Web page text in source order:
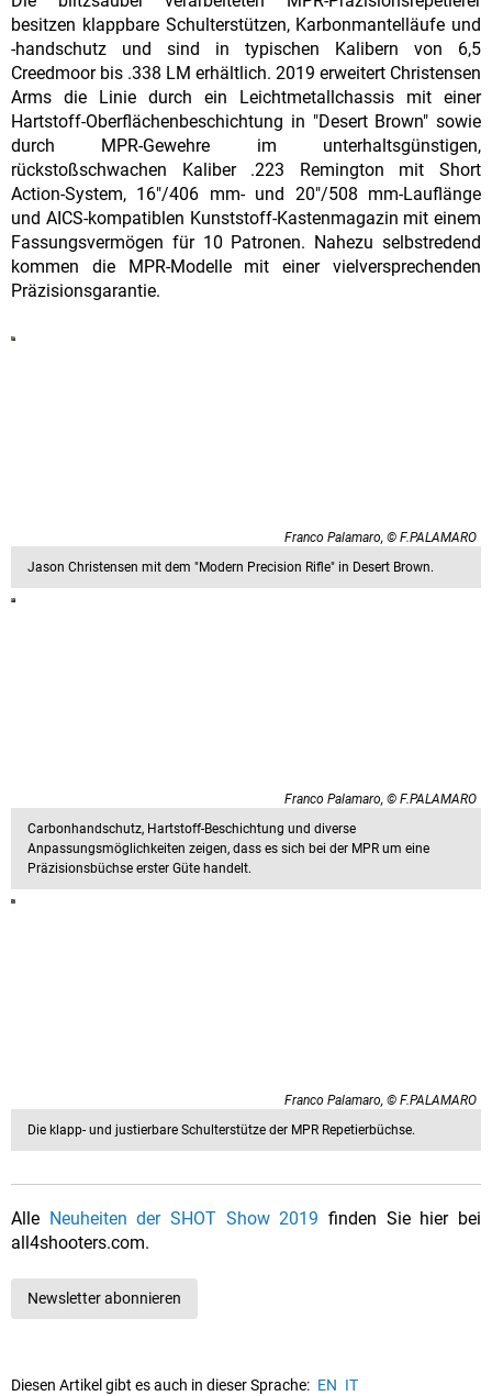
besitzen klappbare Schulterstützen, Karbonmantelläufe und
-handschutz und sind in typischen Kalibern von 6,5
Creedmoor bis .338 LM erhältlich. 2019 erweitert Christensen
Arms die Linie durch ein Leichtmetallchassis mit einer
Hartstoff-Oberflächenbeschichtung in "Desert Brown" sowie
durch MPR-Gewehre im unterhaltsgünstigen,
rückstoßschwachen Kaliber .223 Remington mit Short
Action-System, 16"/406 mm- und 20"/508 mm-Lauflänge
und AICS-kompatiblen Kunststoff-Kastenmagazin mit einem
Fassungsvermögen für 10 Patronen. Nahezu selbstredend
kommen die MPR-Modelle mit einer vielversprechenden
Präzisionsgarantie.
Franco Palamaro, © F.PALAMARO
Jason Christensen mit dem "Modern Precision Rifle" in Desert Brown.
Franco Palamaro, © F.PALAMARO
Carbonhandschutz, Hartstoff-Beschichtung und diverse
Anpassungsmöglichkeiten zeigen, dass es sich bei der MPR um eine
Präzisionsbüchse erster Güte handelt.
Franco Palamaro, © F.PALAMARO
Die klapp- und justierbare Schulterstütze der MPR Repetierbüchse.
Alle Neuheiten der SHOT Show 2019finden Sie hier bei
all4shooters.com.
Newsletter abonnieren
Diesen Artikel gibt es auch in dieser Sprache: EN IT